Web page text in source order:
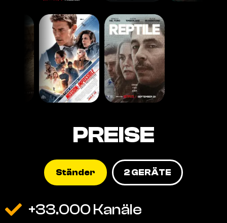
PREISE
Ständer 2 GERÄTE
+33.000 Kanäle